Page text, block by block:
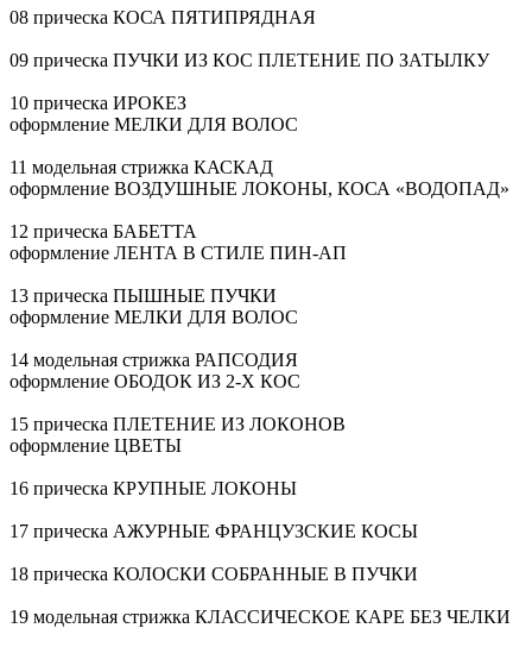
08 прическа КОСА ПЯТИПРЯДНАЯ
09 прическа ПУЧКИ ИЗ КОС ПЛЕТЕНИЕ ПО ЗАТЫЛКУ
10 прическа ИРОКЕЗ
оформление МЕЛКИ ДЛЯ ВОЛОС
11 модельная стрижка КАСКАД
оформление ВОЗДУШНЫЕ ЛОКОНЫ, КОСА «ВОДОПАД»
12 прическа БАБЕТТА
оформление ЛЕНТА В СТИЛЕ ПИН-АП
13 прическа ПЫШНЫЕ ПУЧКИ
оформление МЕЛКИ ДЛЯ ВОЛОС
14 модельная стрижка РАПСОДИЯ
оформление ОБОДОК ИЗ 2-Х КОС
15 прическа ПЛЕТЕНИЕ ИЗ ЛОКОНОВ
оформление ЦВЕТЫ
16 прическа КРУПНЫЕ ЛОКОНЫ
17 прическа АЖУРНЫЕ ФРАНЦУЗСКИЕ КОСЫ
18 прическа КОЛОСКИ СОБРАННЫЕ В ПУЧКИ
19 модельная стрижка КЛАССИЧЕСКОЕ КАРЕ БЕЗ ЧЕЛКИ